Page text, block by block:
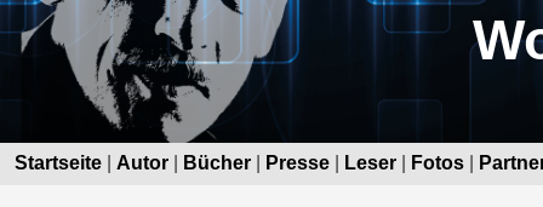
Startseite Autor Bücher Presse Leser Fotos